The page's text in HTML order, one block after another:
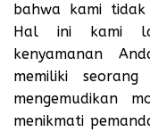
bahwa kami
Hal ini kami
kenyamanan
memiliki
mengemudikan
menikmati